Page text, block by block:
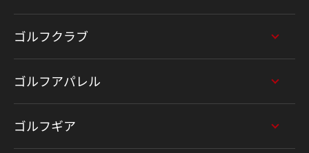
ゴルフクラブ
ゴルフアパレル
ゴルフギア